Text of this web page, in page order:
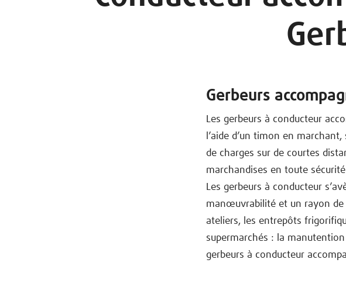
Gerbeurs
Les gerbeurs à conducteur
l’aide d’un timon en
de charges sur de courtes
marchandises en toute
Les gerbeurs à conducteur
manœuvrabilité et un rayon de
ateliers, les entrepôts
supermarchés : la
gerbeurs à conducteur